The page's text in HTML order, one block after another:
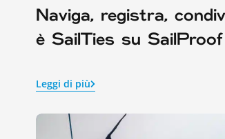
Naviga, registra,
è SailTies su SailProof
Leggi di più